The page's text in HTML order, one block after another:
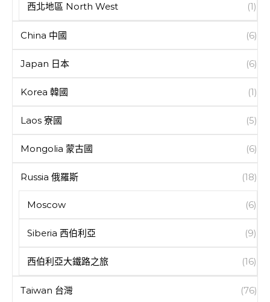
西北地區 North West (1)
China 中國 (6)
Japan 日本 (6)
Korea 韓國 (1)
Laos 寮國 (5)
Mongolia 蒙古國 (6)
Russia 俄羅斯 (18)
Moscow (6)
Siberia 西伯利亞 (9)
西伯利亞大鐵路之旅 (16)
Taiwan 台灣 (76)